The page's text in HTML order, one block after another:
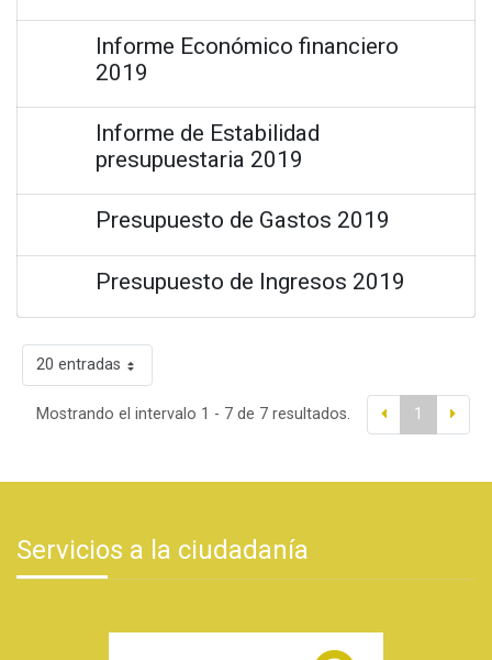
Informe Económico financiero
2019
Informe de Estabilidad
presupuestaria 2019
Presupuesto de Gastos 2019
Presupuesto de Ingresos 2019
20 entradas
Mostrando el intervalo 1 - 7 de 7 resultados. 1
Servicios a la ciudadanía